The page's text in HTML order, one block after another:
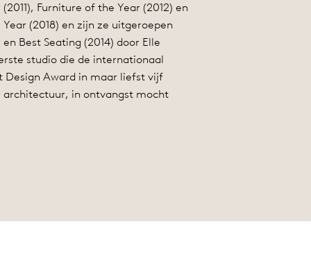
Furniture of the Year (2012) en
(2018) en zijn ze uitgeroepen
Best Seating (2014) door Elle
studio die de internationaal
Design Award in maar liefst vijf
in ontvangst mocht